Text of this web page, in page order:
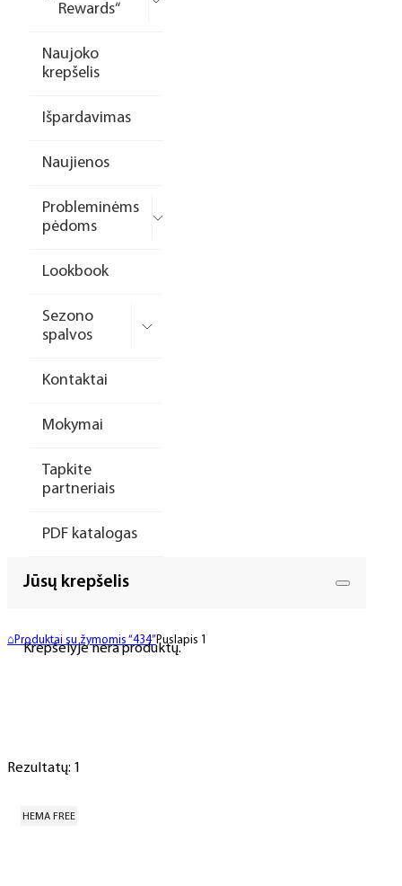
Rewards“
Naujoko
krepšelis
Išpardavimas
Naujienos
Probleminėms
pėdoms
Lookbook
Sezono
spalvos
Kontaktai
Mokymai
Tapkite
partneriais
PDF katalogas
Jūsų krepšelis
Krepšelyje nėra produktų.
⌂ Produktai su žymomis “434” Puslapis 1
Rezultatų: 1
HEMA FREE